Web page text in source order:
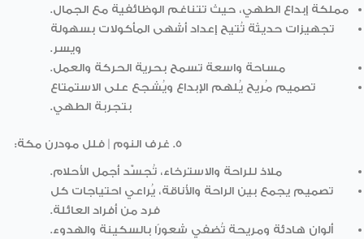
مملكة إبداع الطهي، حيث تتناغم الوظائفية مع الجمال.
تجهيزات حديثة تُتيح إعداد أشهى المأكولات بسهولة
ويسر.
مساحة واسعة تسمح بحرية الحركة والعمل.
تصميم مُريح يُلهم الإبداع ويُشجع على الاستمتاع
بتجربة الطهي.
5. غرف النوم | فلل مودرن مكة:
ملاذ للراحة والاسترخاء، تُجسّد أجمل الأحلام.
تصميم يجمع بين الراحة والأناقة، يُراعي احتياجات كل
فرد من أفراد العائلة.
ألوان هادئة ومريحة تُضفي شعورًا بالسكينة والهدوء.